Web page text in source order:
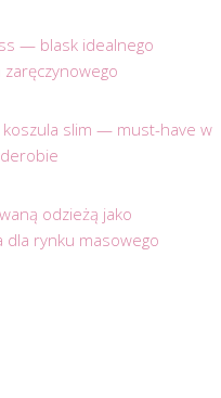
— blask idealnego
koszula slim — must-have w
odzieżą jako
dla rynku masowego